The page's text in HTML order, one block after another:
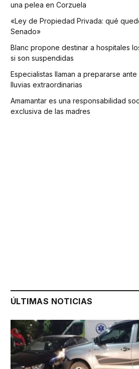
una pelea en Corzuela
«Ley de Propiedad Privada: qué
Senado»
Blanc propone destinar a hospitales
si son suspendidas
Especialistas llaman a prepararse
lluvias extraordinarias
Amamantar es una responsabilidad
exclusiva de las madres
ÚLTIMAS NOTICIAS